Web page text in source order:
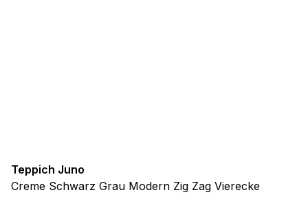
Teppich Juno
Creme Schwarz Grau Modern Zig Zag Vierecke